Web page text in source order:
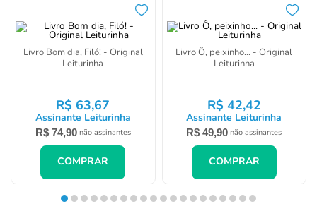
Livro Bom dia, Filó! - Original
Leiturinha
R$ 63,67
Assinante Leiturinha
R$ 74,90 não assinantes
COMPRAR
Livro Ô, peixinho... - Original
Leiturinha
R$ 42,42
Assinante Leiturinha
R$ 49,90 não assinantes
COMPRAR